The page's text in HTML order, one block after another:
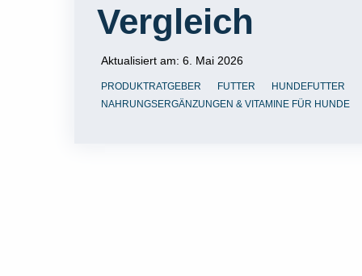
Vergleich
Aktualisiert am: 6. Mai 2026
PRODUKTRATGEBER FUTTER
HUNDEFUTTER
NAHRUNGSERGÄNZUNGEN & VITAMINE FÜR HUNDE